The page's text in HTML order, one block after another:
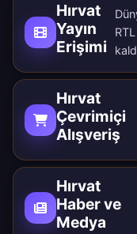
Hırvat
Yayın
Erişimi
Hırvat
Çevrimiçi
Alışveriş
Hırvat
Haber ve
Medya